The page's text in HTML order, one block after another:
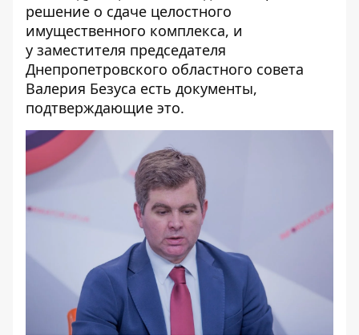
решение о сдаче целостного
имущественного комплекса, и
у заместителя председателя
Днепропетровского областного совета
Валерия Безуса есть документы,
подтверждающие это.